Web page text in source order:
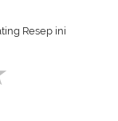
Resep ini